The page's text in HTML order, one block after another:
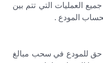
العمليات التي تتم بين
لحساب المودع .
حق للمودع في سحب مبالغ